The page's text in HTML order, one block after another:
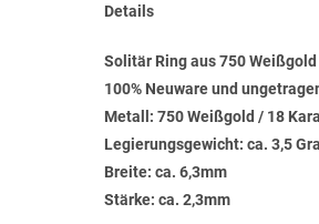
Details
Solitär Ring aus 750
100% Neuware und
Metall: 750 Weißgold / 18
Legierungsgewicht: ca. 3,5
Breite: ca. 6,3mm
Stärke: ca. 2,3mm